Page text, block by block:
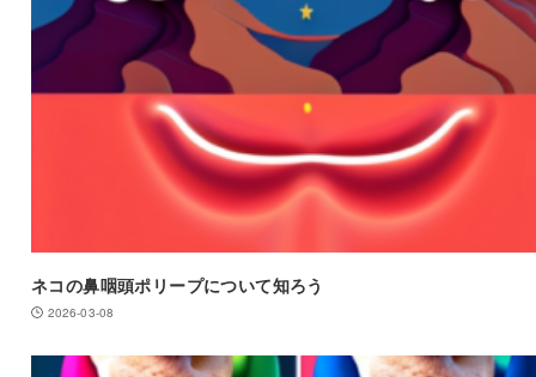
ネコの鼻咽頭ポリープについて知ろう
2026-03-08